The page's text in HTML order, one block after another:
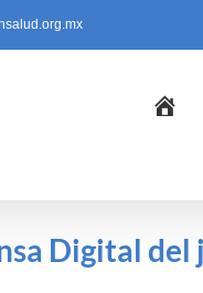
Digital